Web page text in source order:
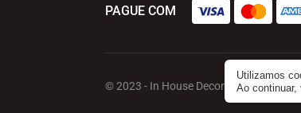
PAGUE COM
© 2023 - In House Decor . Todos os
Utilizamos
Ao